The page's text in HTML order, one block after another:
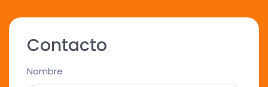
Contacto
Nombre